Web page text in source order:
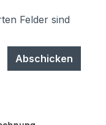
Felder sind
Abschicken